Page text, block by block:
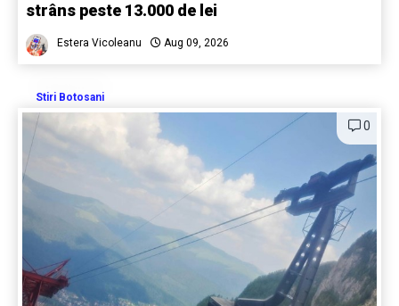
strâns peste 13.000 de lei
Estera Vicoleanu Aug 09, 2026
Stiri Botosani
0